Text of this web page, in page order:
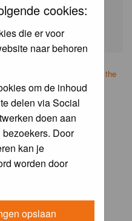
cookies:
die er voor
naar behoren
om de inhoud
delen via Social
doen aan
Door
kan je
worden door
opslaan
search on the
have one):